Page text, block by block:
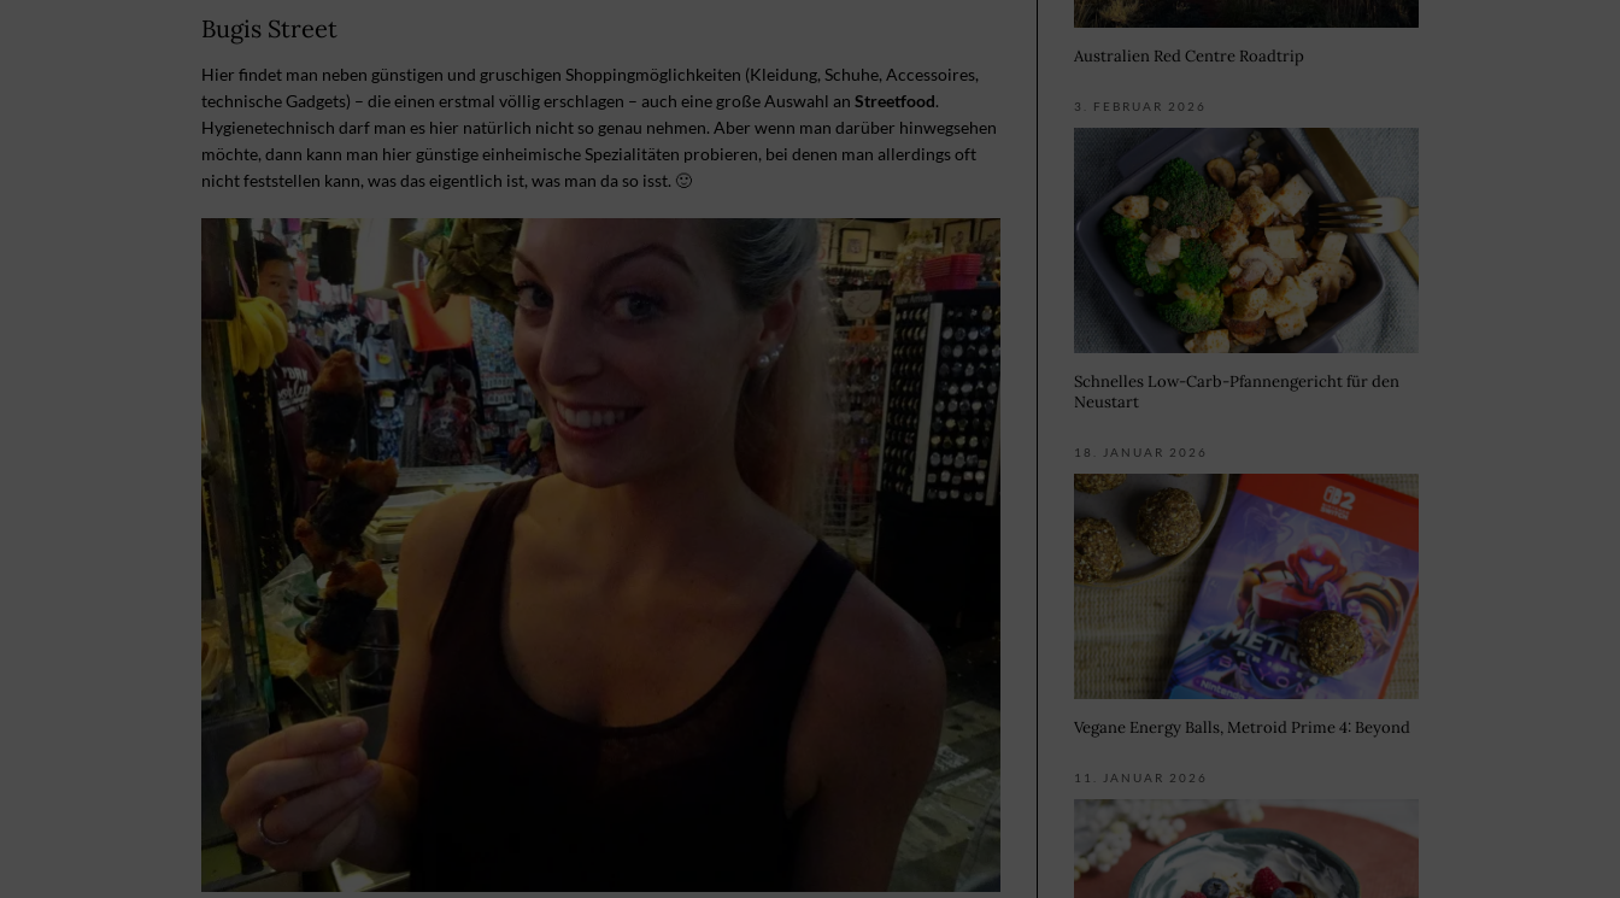
Bugis Street
Hier findet man neben günstigen und gruschigen Shoppingmöglichkeiten (Kleidung, Schuhe, Accessoires,
technische Gadgets) – die einen erstmal völlig erschlagen – auch eine große Auswahl an Streetfood.
Hygienetechnisch darf man es hier natürlich nicht so genau nehmen. Aber wenn man darüber hinwegsehen
möchte, dann kann man hier günstige einheimische Spezialitäten probieren, bei denen man allerdings oft
nicht feststellen kann, was das eigentlich ist, was man da so isst. 🙂
Australien Red Centre Roadtrip
3. FEBRUAR 2026
Schnelles Low-Carb-Pfannengericht für den
Neustart
18. JANUAR 2026
Vegane Energy Balls, Metroid Prime 4: Beyond
11. JANUAR 2026